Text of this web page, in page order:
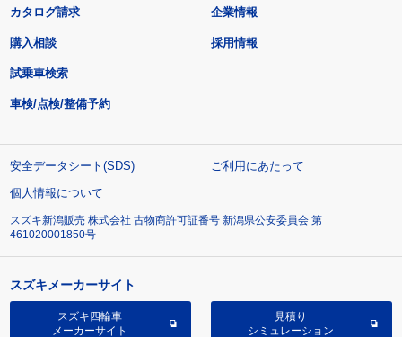
カタログ請求
購入相談
試乗車検索
車検/点検/整備予約
企業情報
採用情報
安全データシート(SDS)
ご利用にあたって
個人情報について
スズキ新潟販売 株式会社 古物商許可証番号 新潟県公安委員会 第
461020001850号
スズキメーカーサイト
スズキ四輪車
メーカーサイト
見積り
シミュレーション